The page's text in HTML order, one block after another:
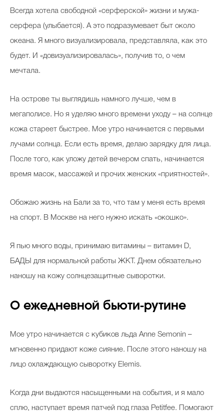
Всегда хотела свободной «серферской» жизни и мужа-
серфера (улыбается). А это подразумевает быт около
океана. Я много визуализировала, представляла, как это
будет. И «довизуализировалась», получив то, о чем
мечтала.
На острове ты выглядишь намного лучше, чем в
мегаполисе. Но я уделяю много времени уходу – на солнце
кожа стареет быстрее. Мое утро начинается с первыми
лучами солнца. Если есть время, делаю зарядку для лица.
После того, как уложу детей вечером спать, начинается
время масок, массажей и прочих женских «приятностей».
Обожаю жизнь на Бали за то, что там у меня есть время
на спорт. В Москве на него нужно искать «окошко».
Я пью много воды, принимаю витамины – витамин D,
БАДЫ для нормальной работы ЖКТ. Днем обязательно
наношу на кожу солнцезащитные сыворотки.
О ежедневной бьюти-рутине
Мое утро начинается с кубиков льда Anne Semonin –
мгновенно придают коже сияние. После этого наношу на
лицо охлаждающую сыворотку Elemis.
Когда дни выдаются насыщенными на события, и я мало
сплю, наступает время патчей под глаза Petitfee. Помогают